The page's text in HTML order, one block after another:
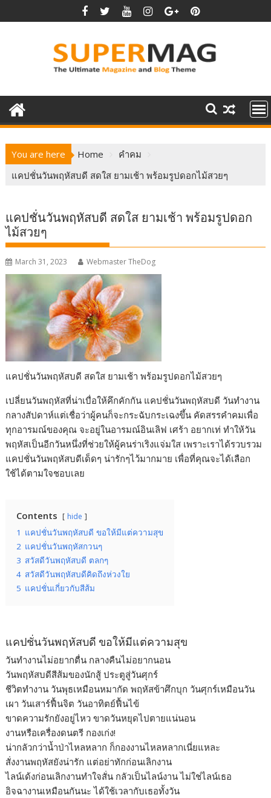
to
You are here Home
คำคม
แคปชั่นวันพฤหัสบดี สดใส ยามเช้า พร้อมรูปดอกไม้สวยๆ
แคปชั่นวันพฤหัสบดี สดใส ยามเช้า พร้อมรูปดอก
ไม้สวยๆ
March 31, 2023 Webmaster TheDog
แคปชั่นวันพฤหัสบดี สดใส ยามเช้า พร้อมรูปดอกไม้สวยๆ
เปลี่ยนวันพฤหัสที่น่าเบื่อให้คึกคักกัน แคปชั่นวันพฤหัสบดี วันทำงาน
กลางสัปดาห์แต่เชื่อว่าผู้คนก็จะกระฉับกระเฉงขึ้น คัดสรรคำคมเพื่อ
ทุกอารมณ์ของคุณ จะอยู่ในอารมณ์อินเลิฟ เศร้า อยากเท่ ทำให้วัน
พฤหัสเป็นอีกวันหนึ่งที่ช่วยให้ผู้คนร่าเริงแจ่มใส เพราะเราได้รวบรวม
แคปชั่นวันพฤหัสบดีเด็ดๆ น่ารักๆไว้มากมาย เพื่อที่คุณจะได้เลือก
ใช้ได้ตามใจชอบเลย
Contents hide
1 แคปชั่นวันพฤหัสบดี ขอให้มีแต่ความสุข
2 แคปชั่นวันพฤหัสกวนๆ
3 สวัสดีวันพฤหัสบดี ตลกๆ
4 สวัสดีวันพฤหัสบดีคิดถึงห่วงใย
5 แคปชั่นเกี่ยวกับสีส้ม
แคปชั่นวันพฤหัสบดี ขอให้มีแต่ความสุข
วันทำงานไม่อยากตื่น กลางคืนไม่อยากนอน
วันพฤหัสบดีสีส้มของนักสู้ ประตูสู่วันศุกร์
ชีวิตทำงาน วันพุธเหมือนหมากัด พฤหัสข้าศึกบุก วันศุกร์เหมือนวัน
เผา วันเสาร์ฟื้นจิต วันอาทิตย์ฟื้นไข้
ขาดความรักยังอยู่ไหว ขาดวันหยุดไปตายแน่นอน
งานหรือเครื่องดนตรี กองเก่ง!
น่ากลัวกว่าน้ำป่าไหลหลาก ก็กองงานไหลหลากเนี่ยแหละ
สั่งงานพฤหัสยังน่ารัก แต่อย่าทักก่อนเลิกงาน
ไลน์เด้งก่อนเลิกงานทำใจสั่น กลัวเป็นไลน์งาน ไม่ใช่ไลน์เธอ
อิจฉางานเหมือนกันนะ ได้ใช้เวลากับเธอทั้งวัน